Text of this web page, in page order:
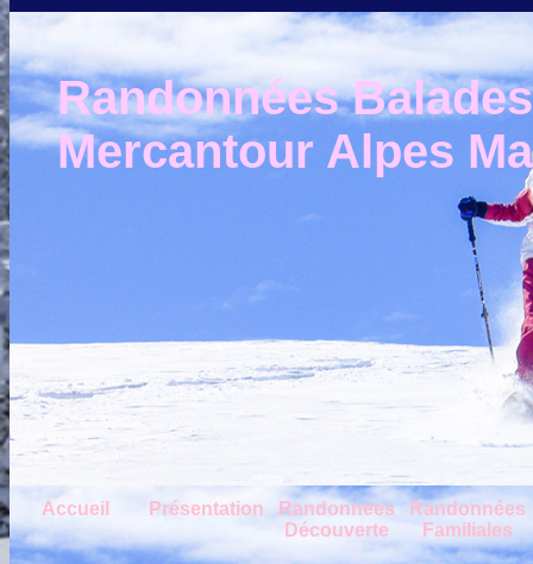
Randonnées
Mercantour Alpes
Accueil Présentation
Randonnées
Découverte
Randonnées
Familiales